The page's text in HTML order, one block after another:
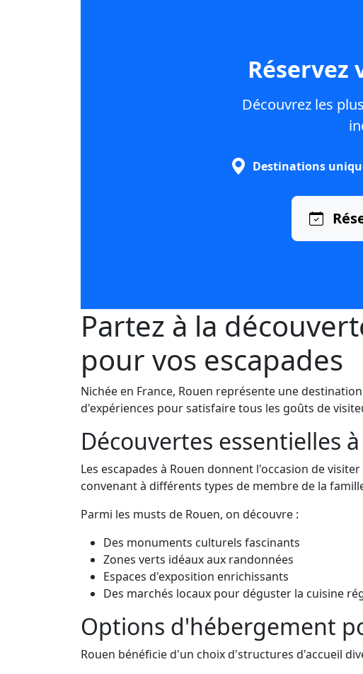
Réservez
Découvrez les
Destinations
Partez à la
pour vos escapades
Nichée en France, Rouen représente une
d'expériences pour satisfaire tous les goûts de
Découvertes essentielles
Les escapades à Rouen donnent l'occasion de
convenant à différents types de membre de la
Parmi les musts de Rouen, on découvre :
Des monuments culturels fascinants
Zones verts idéaux aux randonnées
Espaces d'exposition enrichissants
Des marchés locaux pour déguster la cuisine
Options d'hébergement
Rouen bénéficie d'un choix d'structures d'accueil